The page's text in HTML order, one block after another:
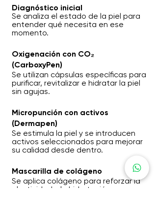
Diagnóstico inicial
Se analiza el estado de la piel para
entender qué necesita en ese
momento.
Oxigenación con CO₂
(CarboxyPen)
Se utilizan cápsulas específicas para
purificar, revitalizar e hidratar la piel
sin agujas.
Micropunción con activos
(Dermapen)
Se estimula la piel y se introducen
activos seleccionados para mejorar
su calidad desde dentro.
Mascarilla de colágeno
Se aplica colágeno para reforzar la
elasticidad y la hidratación.